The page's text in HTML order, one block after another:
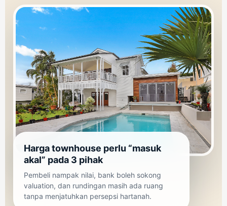
Harga townhouse perlu “masuk
akal” pada 3 pihak
Pembeli nampak nilai, bank boleh sokong
valuation, dan rundingan masih ada ruang
tanpa menjatuhkan persepsi hartanah.